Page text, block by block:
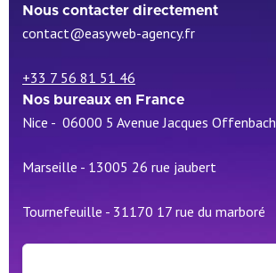
Nous contacter directement
contact@easyweb-agency.fr
+33 7 56 81 51 46
Nos bureaux en France
Nice - 06000 5 Avenue Jacques Offenbach
Marseille - 13005 26 rue jaubert
Tournefeuille - 31170 17 rue du marboré